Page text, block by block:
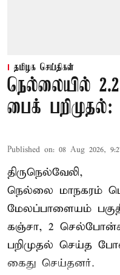
தமிழக செய்திகள்
நெல்லையில்
பைக்
Published on: 08 Aug 2026,
திருநெல்வேலி,
நெல்லை மாநகரம்
மேலப்பாளையம்
கஞ்சா, 2
பறிமுதல் செய்த
கைது செய்தனர்.